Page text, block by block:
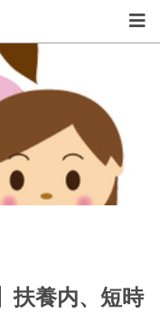
扶養内、短時